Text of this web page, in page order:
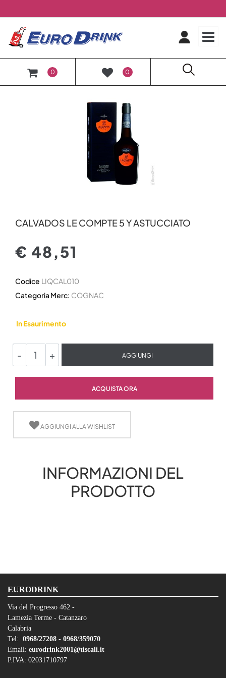
0 0
CALVADOS LE COMPTE 5 Y ASTUCCIATO
€ 48,51
Codice LIQCAL010
Categoria Merc: COGNAC
In Esaurimento
AGGIUNGI
ACQUISTA ORA
AGGIUNGI ALLA WISHLIST
INFORMAZIONI DEL
PRODOTTO
EURODRINK
Via del Progresso 462 -
Lamezia Terme - Catanzaro
Calabria
Tel: 0968/27208 - 0968/359070
Email: eurodrink2001@tiscali.it
P.IVA: 02031710797